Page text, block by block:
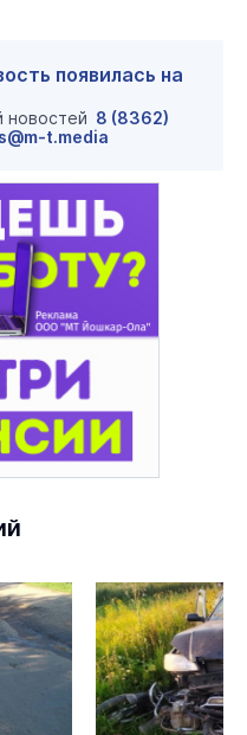
появилась на
новостей 8 (8362)
t.media